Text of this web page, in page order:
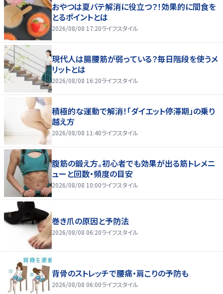
おやつは夏バテ解消に役立つ？！効果的に間食を
とるポイントとは
2026/08/08 17:20ライフスタイル
現代人は腸腰筋が弱っている？毎日階段を使うメ
リットとは
2026/08/08 16:20ライフスタイル
積極的な運動で解消！「ダイエット停滞期」の乗り
越え方
2026/08/08 11:40ライフスタイル
腹筋の鍛え方。初心者でも効果が出る筋トレメニ
ューと回数・頻度の目安
2026/08/08 10:00ライフスタイル
巻き爪の原因と予防法
2026/08/08 06:20ライフスタイル
背骨のストレッチで腰痛・肩こりの予防も
2026/08/08 06:00ライフスタイル